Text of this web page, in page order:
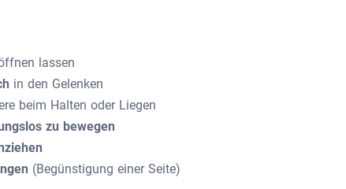
lassen
in den Gelenken
beim Halten oder Liegen
zu bewegen
(Begünstigung einer Seite)